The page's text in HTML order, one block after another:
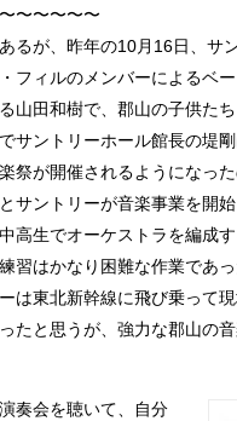
〜〜〜〜〜
るが、昨年の10月16日、サ
フィルのメンバーによるベ
山田和樹で、郡山の子供た
サントリーホール館長の堤
祭が開催されるようになっ
サントリーが音楽事業を開
高生でオーケストラを編成
習はかなり困難な作業であっ
は東北新幹線に飛び乗って
たと思うが、強力な郡山の
奏会を聴いて、自分